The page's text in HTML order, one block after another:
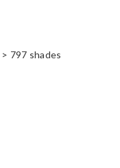
> 797 shades